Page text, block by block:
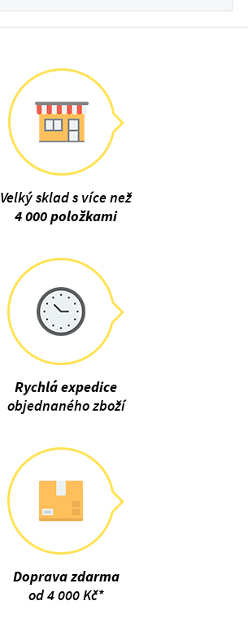
Velký sklad s více než
4 000 položkami
Rychlá expedice
objednaného zboží
Doprava zdarma
od 4 000 Kč*